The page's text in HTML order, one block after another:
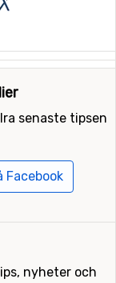
senaste tipsen
Facebook
nyheter och